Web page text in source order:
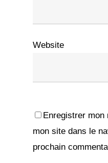
Website
Enregistrer mon
mon site dans le
prochain